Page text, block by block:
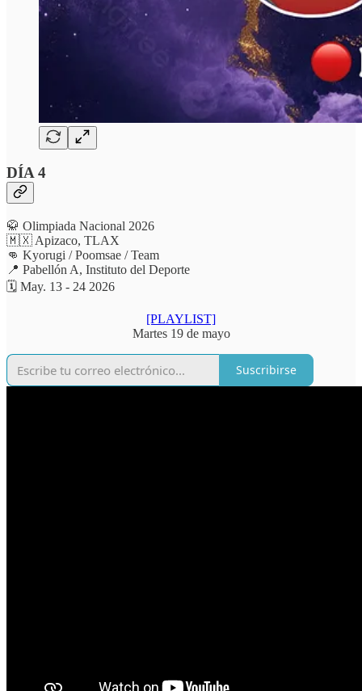
DÍA 4
🥋 Olimpiada Nacional 2026
🇲🇽 Apizaco, TLAX
👊 Kyorugi / Poomsae / Team
📍 Pabellón A, Instituto del Deporte
🗓️ May. 13 - 24 2026
[PLAYLIST]
Martes 19 de mayo
Suscribirse